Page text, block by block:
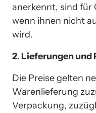
anerkennt, sind für
wenn ihnen nicht
wird.
2. Lieferungen und
Die Preise gelten
Warenlieferung
Verpackung,